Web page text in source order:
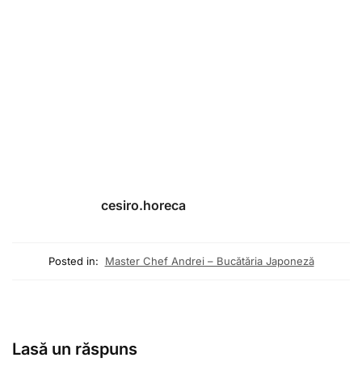
cesiro.horeca
Posted in: Master Chef Andrei – Bucătăria Japoneză
Lasă un răspuns